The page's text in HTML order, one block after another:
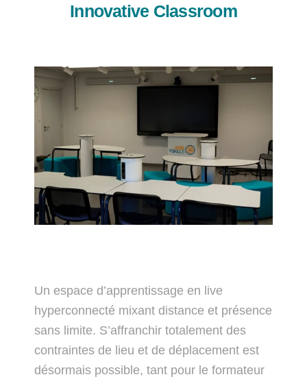
Innovative Classroom
Un espace d’apprentissage en live
hyperconnecté mixant distance et présence
sans limite. S’affranchir totalement des
contraintes de lieu et de déplacement est
désormais possible, tant pour le formateur